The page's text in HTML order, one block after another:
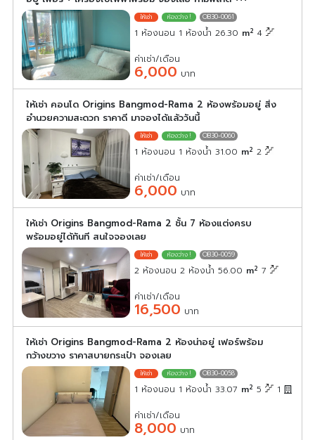
OB30-0061
1 ห้องนอน 1 ห้องน้ำ 26.30 m2 4
ค่าเช่า/เดือน
6,000 บาท
ให้เช่า คอนโด Origins Bangmod-Rama 2 ห้องพร้อมอยู่ สิ่ง
อำนวยความสะดวก ราคาดี มาจองได้แล้ววันนี้
OB30-0060
1 ห้องนอน 1 ห้องน้ำ 31.00 m2 2
ค่าเช่า/เดือน
6,000 บาท
ให้เช่า Origins Bangmod-Rama 2 ชั้น 7 ห้องแต่งครบ
พร้อมอยู่ได้ทันที สนใจจองเลย
OB30-0059
2 ห้องนอน 2 ห้องน้ำ 56.00 m2 7
ค่าเช่า/เดือน
16,500 บาท
ให้เช่า Origins Bangmod-Rama 2 ห้องน่าอยู่ เฟอร์พร้อม
กว้างขวาง ราคาสบายกระเป๋า จองเลย
OB30-0058
1 ห้องนอน 1 ห้องน้ำ 33.07 m2 5 1
ค่าเช่า/เดือน
8,000 บาท